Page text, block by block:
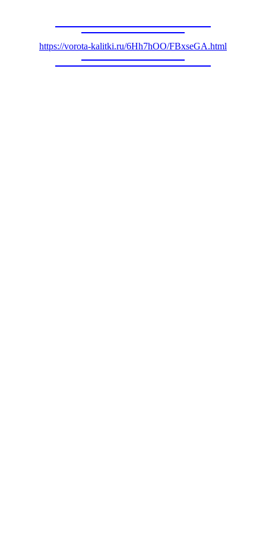
https://vorota-kalitki.ru/6Hh7hOO/FBxseGA.html